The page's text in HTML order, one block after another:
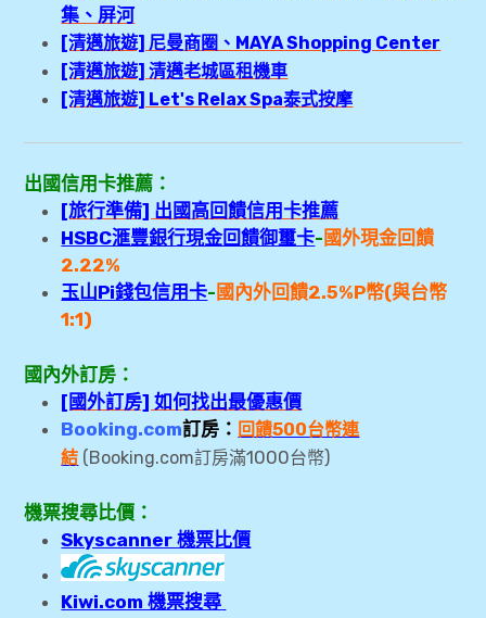
集、屏河
[清邁旅遊] 尼曼商圈、MAYA Shopping Center
[清邁旅遊] 清邁老城區租機車
[清邁旅遊] Let's Relax Spa泰式按摩
出國信用卡推薦：
[旅行準備] 出國高回饋信用卡推薦
HSBC滙豐銀行現金回饋御璽卡- 國外現金回饋
2.22%
玉山Pi錢包信用卡- 國內外回饋2.5%P幣(與台幣
1:1)
國內外訂房：
[國外訂房] 如何找出最優惠價
Booking.com訂房： 回饋500台幣連
結 (Booking.com訂房滿1000台幣)
機票搜尋比價：
Skyscanner 機票比價
Kiwi.com 機票搜尋